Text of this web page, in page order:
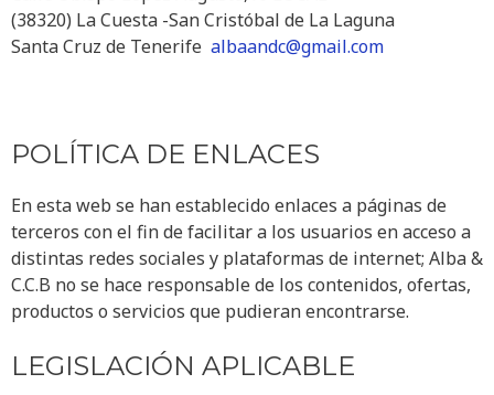
(38320) La Cuesta -San Cristóbal de La Laguna
Santa Cruz de Tenerife albaandc@gmail.com
POLÍTICA DE ENLACES
En esta web se han establecido enlaces a páginas de
terceros con el fin de facilitar a los usuarios en acceso a
distintas redes sociales y plataformas de internet; Alba &
C.C.B no se hace responsable de los contenidos, ofertas,
productos o servicios que pudieran encontrarse.
LEGISLACIÓN APLICABLE